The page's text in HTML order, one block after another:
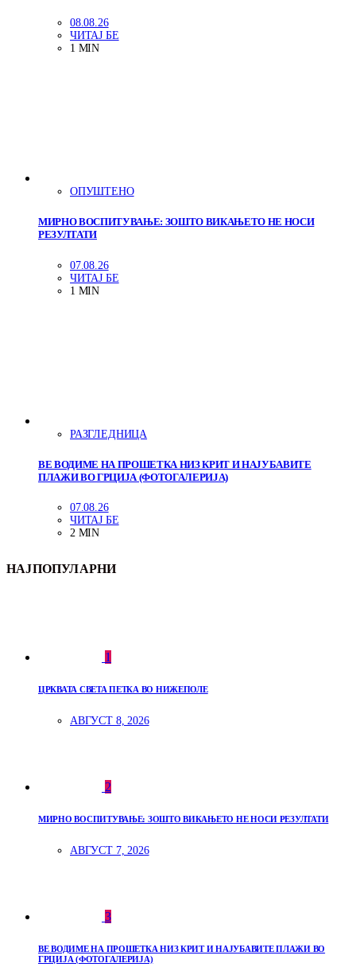
08.08.26
ЧИТАЈ БЕ
1 MIN
ОПУШТЕНО
МИРНО ВОСПИТУВАЊЕ: ЗОШТО ВИКАЊЕТО НЕ НОСИ
РЕЗУЛТАТИ
07.08.26
ЧИТАЈ БЕ
1 MIN
РАЗГЛЕДНИЦА
ВЕ ВОДИМЕ НА ПРОШЕТКА НИЗ КРИТ И НАЈУБАВИТЕ
ПЛАЖИ ВО ГРЦИЈА (ФОТОГАЛЕРИЈА)
07.08.26
ЧИТАЈ БЕ
2 MIN
НАЈПОПУЛАРНИ
1
ЦРКВАТА СВЕТА ПЕТКА ВО НИЖЕПОЛЕ
АВГУСТ 8, 2026
2
МИРНО ВОСПИТУВАЊЕ: ЗОШТО ВИКАЊЕТО НЕ НОСИ РЕЗУЛТАТИ
АВГУСТ 7, 2026
3
ВЕ ВОДИМЕ НА ПРОШЕТКА НИЗ КРИТ И НАЈУБАВИТЕ ПЛАЖИ ВО
ГРЦИЈА (ФОТОГАЛЕРИЈА)